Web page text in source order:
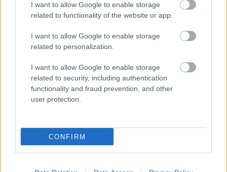
I want to allow Google to enable storage
related to functionality of the website or app.
I want to allow Google to enable storage
related to personalization.
I want to allow Google to enable storage
related to security, including authentication
functionality and fraud prevention, and other
user protection.
CONFIRM
PODCASTS
«Εγώ είμαι η ανάπηρη, αυτοί είναι οι μ***ες» –
Η Maria Rolls χωρίς φίλτρο
Περδίκι